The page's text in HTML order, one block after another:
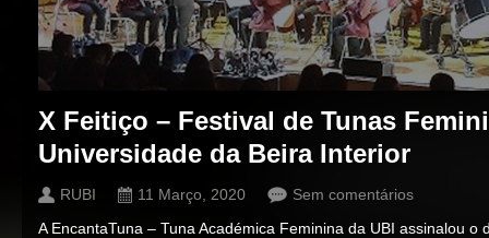
X Feitiço – Festival de Tunas
Universidade da Beira Interior
RUBI 11 Março, 2020
Sem comentários
A EncantaTuna – Tuna Académica Feminina da UBI assinalou o